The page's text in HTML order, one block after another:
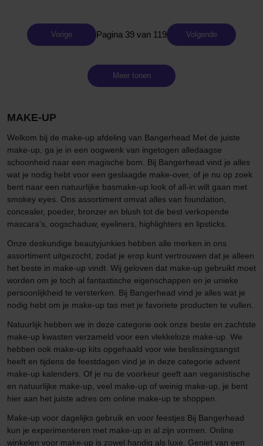
Vorige Pagina 39 van 119 Volgende
Meer tonen
MAKE-UP
Welkom bij de make-up afdeling van Bangerhead Met de juiste
make-up, ga je in een oogwenk van ingetogen alledaagse
schoonheid naar een magische bom. Bij Bangerhead vind je alles
wat je nodig hebt voor een geslaagde make-over, of je nu op zoek
bent naar een natuurlijke basmake-up look of all-in wilt gaan met
smokey eyes. Ons assortiment omvat alles van foundation,
concealer, poeder, bronzer en blush tot de best verkopende
mascara's, oogschaduw, eyeliners, highlighters en lipsticks.
Onze deskundige beautyjunkies hebben alle merken in ons
assortiment uitgezocht, zodat je erop kunt vertrouwen dat je alleen
het beste in make-up vindt. Wij geloven dat make-up gebruikt moet
worden om je toch al fantastische eigenschappen en je unieke
persoonlijkheid te versterken. Bij Bangerhead vind je alles wat je
nodig hebt om je make-up tas met je favoriete producten te vullen.
Natuurlijk hebben we in deze categorie ook onze beste en zachtste
make-up kwasten verzameld voor een vlekkeloze make-up. We
hebben ook make-up kits opgehaald voor wie beslissingsangst
heeft en tijdens de feestdagen vind je in deze categorie advent
make-up kalenders. Of je nu de voorkeur geeft aan veganistische
en natuurlijke make-up, veel make-up of weinig make-up, je bent
hier aan het juiste adres om online make-up te shoppen.
Make-up voor dagelijks gebruik en voor feestjes Bij Bangerhead
kun je experimenteren met make-up in al zijn vormen. Online
winkelen voor make-up is zowel handig als luxe. Geniet van een